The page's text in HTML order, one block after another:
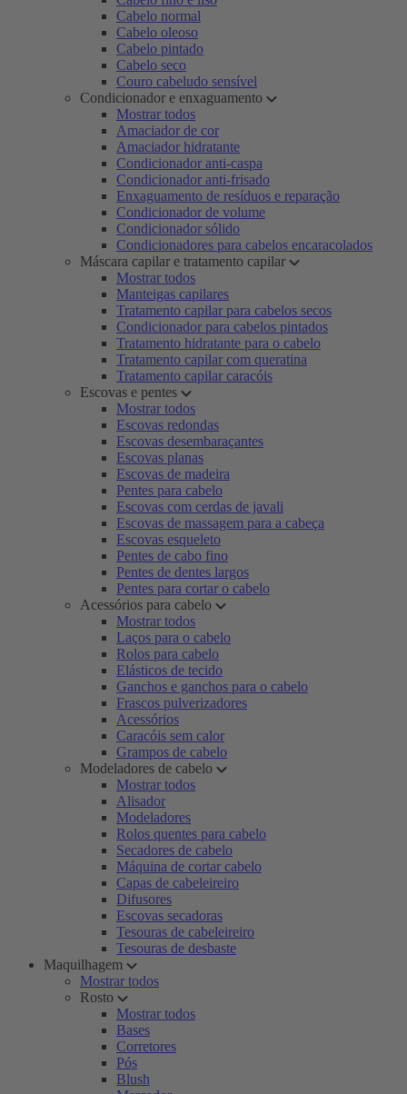
Cabelo normal
Cabelo oleoso
Cabelo pintado
Cabelo seco
Couro cabeludo sensível
Condicionador e enxaguamento
Mostrar todos
Amaciador de cor
Amaciador hidratante
Condicionador anti-caspa
Condicionador anti-frisado
Enxaguamento de resíduos e reparação
Condicionador de volume
Condicionador sólido
Condicionadores para cabelos encaracolados
Máscara capilar e tratamento capilar
Mostrar todos
Manteigas capilares
Tratamento capilar para cabelos secos
Condicionador para cabelos pintados
Tratamento hidratante para o cabelo
Tratamento capilar com queratina
Tratamento capilar caracóis
Escovas e pentes
Mostrar todos
Escovas redondas
Escovas desembaraçantes
Escovas planas
Escovas de madeira
Pentes para cabelo
Escovas com cerdas de javali
Escovas de massagem para a cabeça
Escovas esqueleto
Pentes de cabo fino
Pentes de dentes largos
Pentes para cortar o cabelo
Acessórios para cabelo
Mostrar todos
Laços para o cabelo
Rolos para cabelo
Elásticos de tecido
Ganchos e ganchos para o cabelo
Frascos pulverizadores
Acessórios
Caracóis sem calor
Grampos de cabelo
Modeladores de cabelo
Mostrar todos
Alisador
Modeladores
Rolos quentes para cabelo
Secadores de cabelo
Máquina de cortar cabelo
Capas de cabeleireiro
Difusores
Escovas secadoras
Tesouras de cabeleireiro
Tesouras de desbaste
Maquilhagem
Mostrar todos
Rosto
Mostrar todos
Bases
Corretores
Pós
Blush